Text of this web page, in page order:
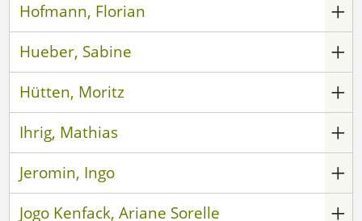
Hofmann, Florian
Hueber, Sabine
Hütten, Moritz
Ihrig, Mathias
Jeromin, Ingo
Jogo Kenfack, Ariane Sorelle